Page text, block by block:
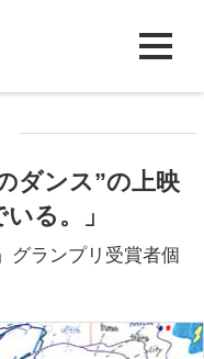
ダンス”の上映
る。」
グランプリ受賞者個